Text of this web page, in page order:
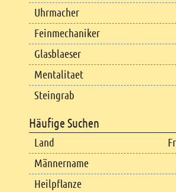
Uhrmacher
Feinmechaniker
Glasblaeser
Mentalitaet
Steingrab
Häufige Suchen
Land
Männername
Heilpflanze